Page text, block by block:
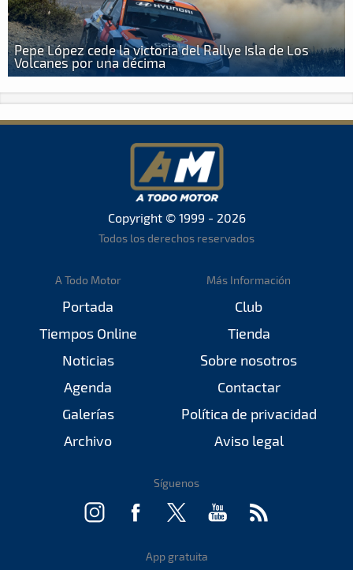
Pepe López cede la victoria del Rallye Isla de Los
Volcanes por una décima
Copyright © 1999 - 2026
Todos los derechos reservados
A Todo Motor
Portada
Tiempos Online
Noticias
Agenda
Galerías
Archivo
Más Información
Club
Tienda
Sobre nosotros
Contactar
Política de privacidad
Aviso legal
Síguenos
App gratuita